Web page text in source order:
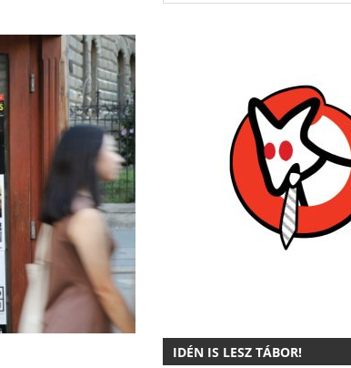
IDÉN IS LESZ TÁBOR!